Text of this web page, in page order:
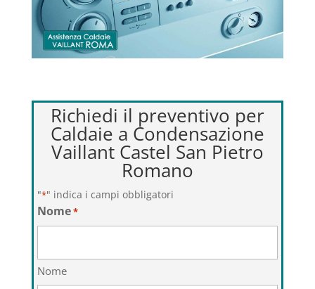
Richiedi il preventivo per
Caldaie a Condensazione
Vaillant Castel San Pietro
Romano
"*" indica i campi obbligatori
Nome*
Nome